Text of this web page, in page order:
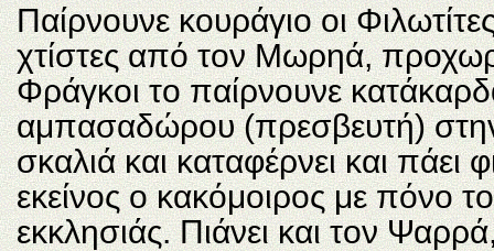
Παίρνουνε κουράγιο οι
χτίστες από τον Μωρηά,
Φράγκοι το παίρνουνε
αμπασαδώρου (πρεσβευτή) στην
σκαλιά και καταφέρνει και πάει
εκείνος ο κακόμοιρος με πόνο
εκκλησιάς. Πιάνει και τον